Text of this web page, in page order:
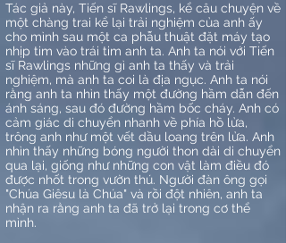
Tác giả này, Tiến sĩ Rawlings, kể câu chuyện về
một chàng trai kể lại trải nghiệm của anh ấy
cho mình sau một ca phẫu thuật đặt máy tạo
nhịp tim vào trái tim anh ta. Anh ta nói với Tiến
sĩ Rawlings những gì anh ta thấy và trải
nghiệm, mà anh ta coi là địa ngục. Anh ta nói
rằng anh ta nhìn thấy một đường hầm dẫn đến
ánh sáng, sau đó đường hầm bốc cháy. Anh có
cảm giác di chuyển nhanh về phía hồ lửa,
trông anh như một vết dầu loang trên lửa. Anh
nhìn thấy những bóng người thon dài di chuyển
qua lại, giống như những con vật làm điều đó
được nhốt trong vườn thú. Người đàn ông gọi
"Chúa Giêsu là Chúa" và rồi đột nhiên, anh ta
nhận ra rằng anh ta đã trở lại trong cơ thể
mình.